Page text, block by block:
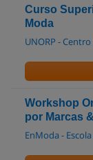
Curso
Moda
UNORP -
Workshop
por Marcas
EnModa -